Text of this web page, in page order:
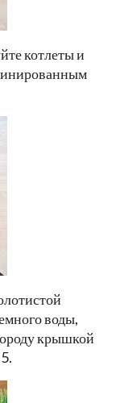
котлеты и
воды,
крышкой